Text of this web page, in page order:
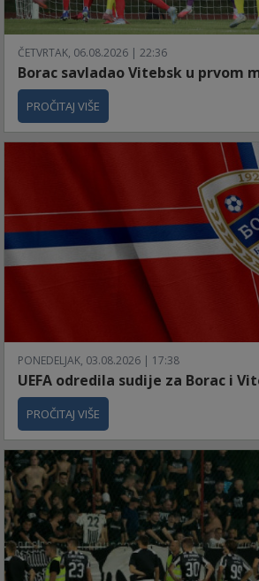
ČETVRTAK, 06.08.2026 | 22:36
Borac savladao Vitebsk u prvom
PROČITAJ VIŠE
PONEDELJAK, 03.08.2026 | 17:38
UEFA odredila sudije za Borac i
PROČITAJ VIŠE